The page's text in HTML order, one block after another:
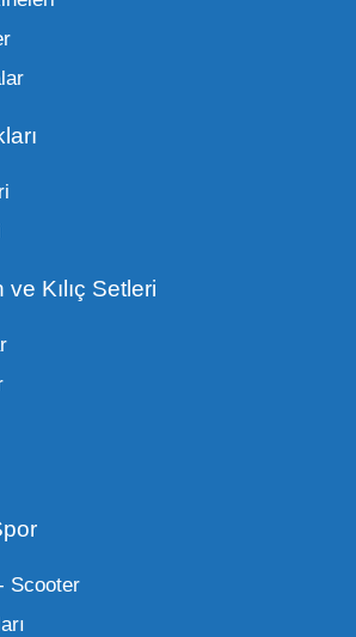
olan yumuşak dokulu sevilen
keşfederek koleksiyonunuza
karakterleri ekleyebilirsiniz.
tercih edilentoptan eğitici
son yıllarda en çok satın aldığı
arasında yer almaktadır.
sunulmaktadır.
küçük oyuncaklar, bakkallar,
Kılıç Setleri
Scooter